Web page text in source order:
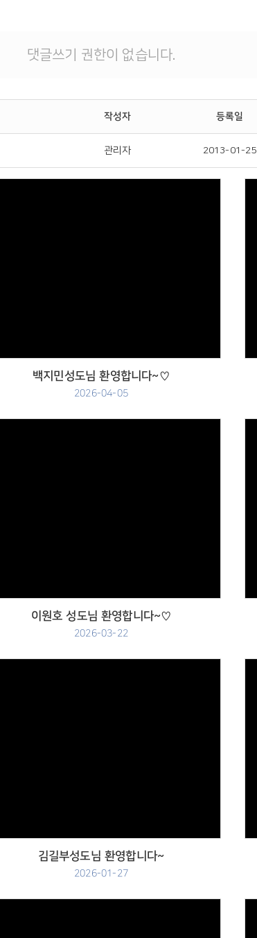
댓글쓰기 권한이 없습니다.
작성자 등록일
관리자 2013-01-25
백지민성도님 환영합니다~♡
2026-04-05
이원호 성도님 환영합니다~♡
2026-03-22
김길부성도님 환영합니다~
2026-01-27